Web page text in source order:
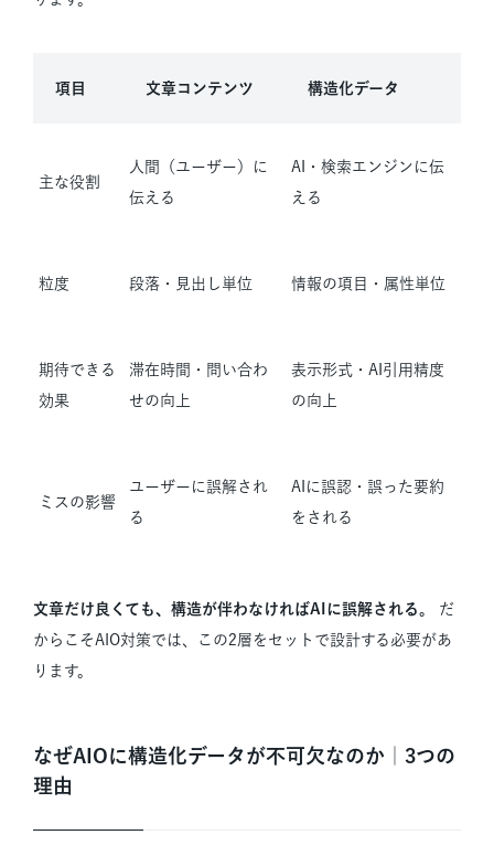
項目 文章コンテンツ 構造化データ
主な役割
人間（ユーザー）に
伝える
AI・検索エンジンに伝
える
粒度 段落・見出し単位 情報の項目・属性単位
期待できる
効果
滞在時間・問い合わ
せの向上
表示形式・AI引用精度
の向上
ミスの影響
ユーザーに誤解され
る
AIに誤認・誤った要約
をされる
文章だけ良くても、構造が伴わなければAIに誤解される。
だ
からこそAIO対策では、この2層をセットで設計する必要があ
ります。
なぜAIOに構造化データが不可欠なのか｜3つの
理由